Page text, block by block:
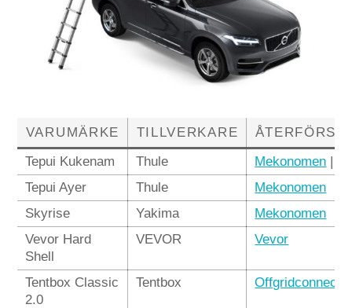
VARUMÄRKE TILLVERKARE
Tepui Kukenam
Thule Mekonomen |
Tepui Ayer
Thule
Mekonomen
Skyrise
Yakima
Mekonomen
Vevor Hard
Shell
VEVOR Vevor
Tentbox Classic
2.0
Tentbox